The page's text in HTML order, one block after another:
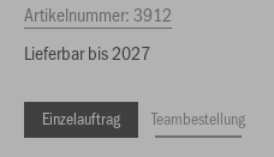
Artikelnummer:3912
Lieferbar bis 2027
Einzelauftrag Teambestellung